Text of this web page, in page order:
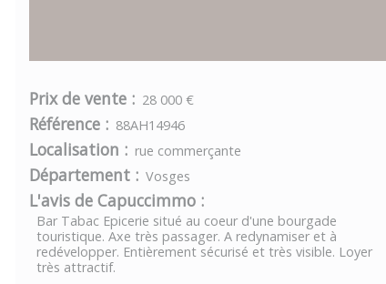
Prix de vente : 28 000 €
Référence : 88AH14946
Localisation : rue commerçante
Département : Vosges
L'avis de Capuccimmo :
Bar Tabac Epicerie situé au coeur d'une bourgade
touristique. Axe très passager. A redynamiser et à
redévelopper. Entièrement sécurisé et très visible. Loyer
très attractif.